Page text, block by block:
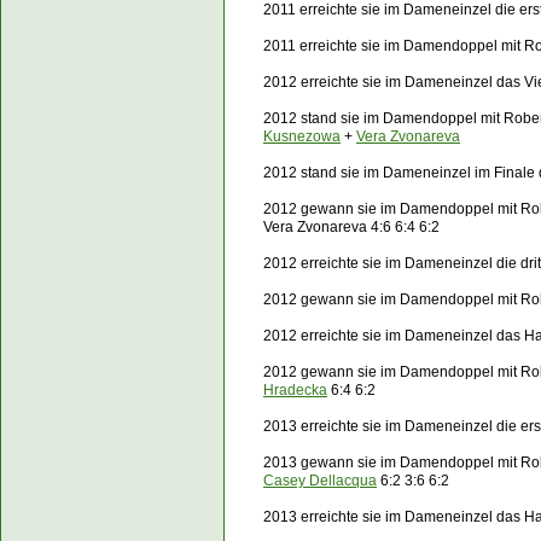
2011 erreichte sie im Dameneinzel die
2011 erreichte sie im Damendoppel mit
2012 erreichte sie im Dameneinzel das
2012 stand sie im Damendoppel mit
Kusnezowa + Vera Zvonareva
2012 stand sie im Dameneinzel im Finale
2012 gewann sie im Damendoppel mit
Vera Zvonareva 4:6 6:4 6:2
2012 erreichte sie im Dameneinzel die
2012 gewann sie im Damendoppel mit
2012 erreichte sie im Dameneinzel das
2012 gewann sie im Damendoppel mit
Hradecka 6:4 6:2
2013 erreichte sie im Dameneinzel die
2013 gewann sie im Damendoppel mit
Casey Dellacqua 6:2 3:6 6:2
2013 erreichte sie im Dameneinzel das